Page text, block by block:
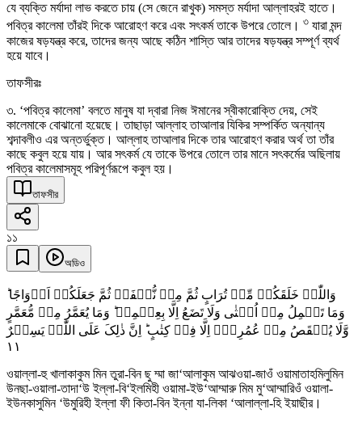
যে ব্যক্তি মর্যাদা লাভ করতে চায় (সে জেনে রাখুক) সমস্ত মর্যাদা আল্লাহরই হাতে।
পবিত্র কালেমা তাঁরই দিকে আরোহণ করে এবং সৎকর্ম তাকে উপরে তোলে। ৩ যারা মন্দ
কাজের ষড়যন্ত্র করে, তাদের জন্য আছে কঠিন শাস্তি আর তাদের ষড়যন্ত্র সম্পূর্ণ ব্যর্থ
হয়ে যাবে।
তাফসীরঃ
৩. ‘পবিত্র কালেমা’ বলতে মানুষ যা দ্বারা নিজ ঈমানের স্বীকারোক্তি দেয়, সেই
কালেমাকে বোঝানো হয়েছে। তাছাড়া আল্লাহ তাআলার যিকির সম্পর্কিত অন্যান্য
শব্দাবলীও এর অন্তর্ভুক্ত। আল্লাহ তাআলার দিকে তার আরোহণ করার অর্থ তা তাঁর
কাছে কবুল হয়ে যায়। আর সৎকর্ম যে তাকে উপরে তোলে তার মানে সৎকর্মের অছিলায়
পবিত্র কালেমাসমূহ পরিপূর্ণরূপে কবুল হয়।
তাফসীর
১১
অডিও
وَاللّٰہُ خَلَقَکُمۡ مِّنۡ تُرَابٍ ثُمَّ مِنۡ نُّطۡفَۃٍ ثُمَّ جَعَلَکُمۡ اَزۡوَاجًا ؕ
وَمَا تَحۡمِلُ مِنۡ اُنۡثٰی وَلَا تَضَعُ اِلَّا بِعِلۡمِہٖ ؕ وَمَا یُعَمَّرُ مِنۡ مُّعَمَّرٍ
وَّلَا یُنۡقَصُ مِنۡ عُمُرِہٖۤ اِلَّا فِیۡ کِتٰبٍ ؕ اِنَّ ذٰلِکَ عَلَی اللّٰہِ یَسِیۡرٌ
١١
ওয়াল্লা-হু খালাকাকুম মিন তুরা-বিন ছু ম্মা জা‘আলাকুম আঝওয়া-জাওঁ ওয়ামাতাহমিলুমিন
উনছা-ওয়ালা-তাদা‘উ ইল্লা-বি‘ইলমিহী ওয়ামা-ইউ‘আম্মারু মিম মু‘আম্মারিওঁ ওয়ালা-
ইউনকাসুমিন ‘উমুরিহী ইল্লা ফী কিতা-বিন ইন্না যা-লিকা ‘আলাল্লা-হি ইয়াছীর।